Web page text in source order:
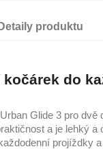
Detaily produktu
do
Glide 3 pro dvě
a je lehký a
projíždky